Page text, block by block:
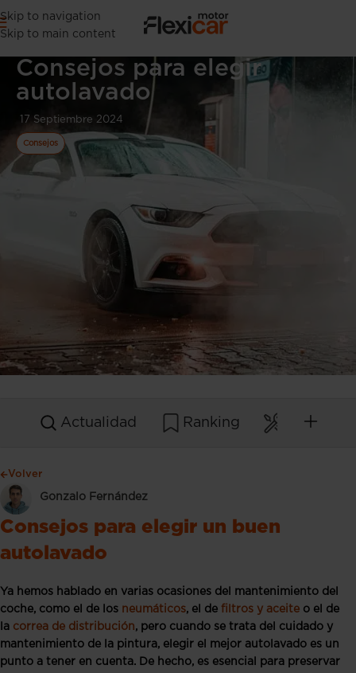
Skip to navigation
Skip to main content
Consejos para elegir
autolavado
17 Septiembre 2024
Consejos
Actualidad Ranking
Volver
Gonzalo Fernández
Consejos para elegir un buen
autolavado
Ya hemos hablado en varias ocasiones del mantenimiento del
coche, como el de los neumáticos, el de filtros y aceite o el de
la correa de distribución, pero cuando se trata del cuidado y
mantenimiento de la pintura, elegir el mejor autolavado es un
punto a tener en cuenta. De hecho, es esencial para preservar